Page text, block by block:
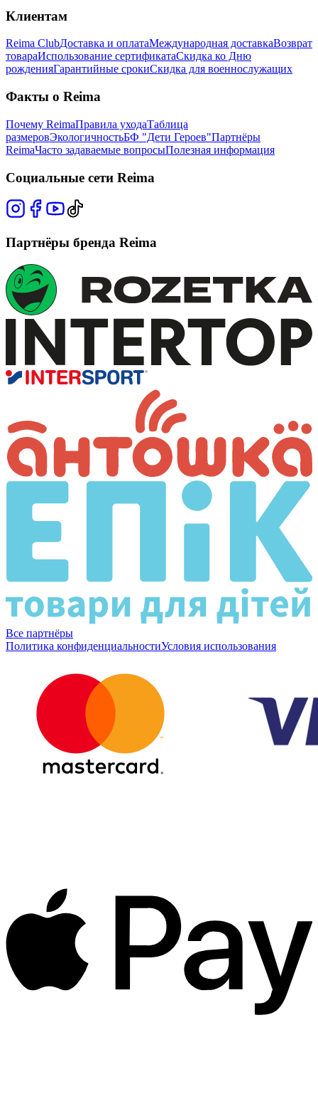
Клиентам
Reima ClubДоставка и оплатаМеждународная доставкаВозврат
товараИспользование сертификатаСкидка ко Дню
рожденияГарантийные срокиСкидка для военнослужащих
Факты о Reima
Почему ReimaПравила уходаТаблица
размеровЭкологичностьБФ "Дети Героев"Партнёры
ReimaЧасто задаваемые вопросыПолезная информация
Социальные сети Reima
Партнёры бренда Reima
Все партнёры
Политика конфиденциальностиУсловия использования